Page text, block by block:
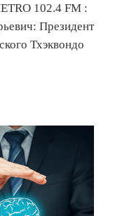
102.4 FM :
Президент
Тхэквондо